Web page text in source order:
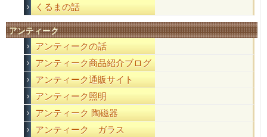
くるまの話
アンティーク
アンティークの話
アンティーク商品紹介ブログ
アンティーク通販サイト
アンティーク照明
アンティーク 陶磁器
アンティーク ガラス